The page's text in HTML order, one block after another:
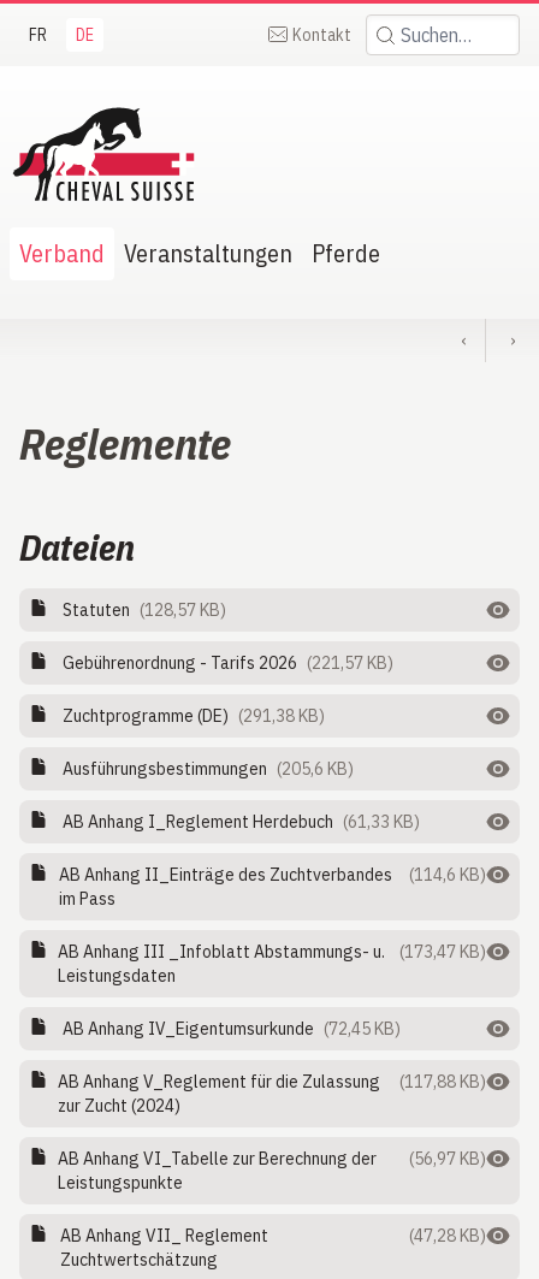
FR DE Kontakt Suchen:
Suisse
Verband Veranstaltungen Pferde
‹ ›
Reglemente
Dateien
Statuten (128,57 KB)
Gebührenordnung - Tarifs 2026 (221,57 KB)
Zuchtprogramme (DE) (291,38 KB)
Ausführungsbestimmungen (205,6 KB)
AB Anhang I_Reglement Herdebuch (61,33 KB)
AB Anhang II_Einträge des Zuchtverbandes
im Pass
(114,6 KB)
AB Anhang III _Infoblatt Abstammungs- u.
Leistungsdaten
(173,47 KB)
AB Anhang IV_Eigentumsurkunde (72,45 KB)
AB Anhang V_Reglement für die Zulassung
zur Zucht (2024)
(117,88 KB)
AB Anhang VI_Tabelle zur Berechnung der
Leistungspunkte
(56,97 KB)
AB Anhang VII_ Reglement
Zuchtwertschätzung
(47,28 KB)